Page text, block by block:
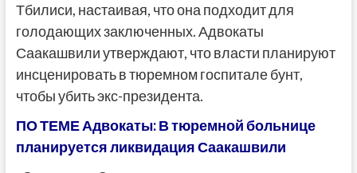
Тбилиси, настаивая, что она подходит для
голодающих заключенных. Адвокаты
Саакашвили утверждают, что власти планируют
инсценировать в тюремном госпитале бунт,
чтобы убить экс-президента.
ПО ТЕМЕ Адвокаты: В тюремной больнице
планируется ликвидация Саакашвили